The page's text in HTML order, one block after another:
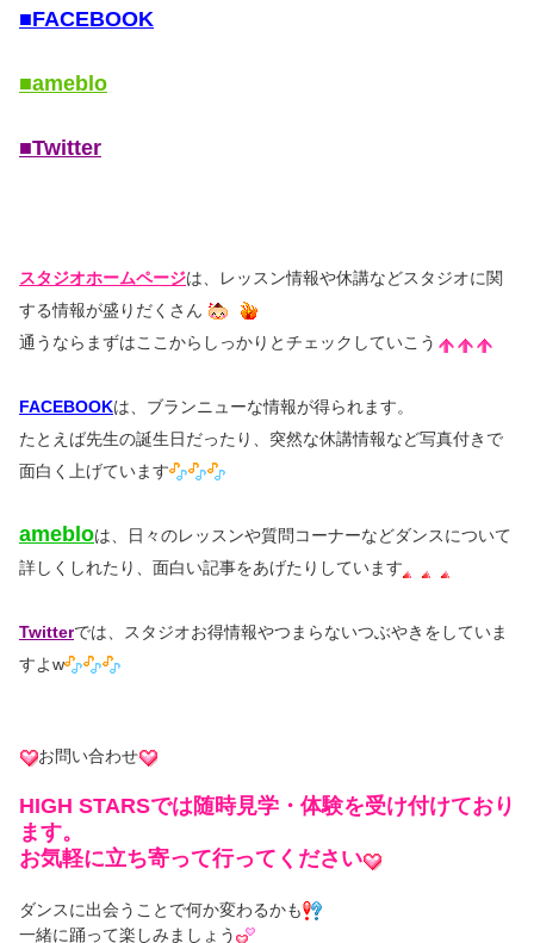
■FACEBOOK
■ameblo
■Twitter
スタジオホームページは、レッスン情報や休講などスタジオに関
する情報が盛りだくさん
通うならまずはここからしっかりとチェックしていこう
FACEBOOKは、ブランニューな情報が得られます。
たとえば先生の誕生日だったり、突然な休講情報など写真付きで
面白く上げています
amebloは、日々のレッスンや質問コーナーなどダンスについて
詳しくしれたり、面白い記事をあげたりしています
Twitterでは、スタジオお得情報やつまらないつぶやきをしていま
すよw
お問い合わせ
HIGH STARSでは随時見学・体験を受け付けており
ます。
お気軽に立ち寄って行ってください
ダンスに出会うことで何か変わるかも
一緒に踊って楽しみましょう